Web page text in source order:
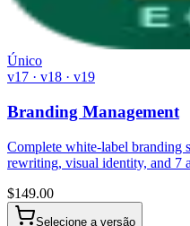
Único
v17 · v18 · v19
Branding Management
Complete white-label
rewriting, visual identity, and 7
$149.00
Selecione a versão